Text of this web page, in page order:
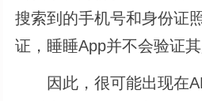
搜索到的手机号和身份证
证，睡睡App并不会验证其
因此，很可能出现在